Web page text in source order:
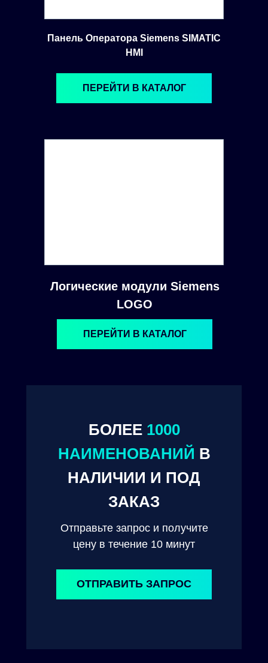
ОТПРАВИТЬ ЗАПРОС
БОЛЕЕ 1000
НАИМЕНОВАНИЙ В
НАЛИЧИИ И ПОД
ЗАКАЗ
Отправьте запрос и получите
цену в течение 10 минут
Панель Оператора Siemens SIMATIC
HMI
Логические модули Siemens
LOGO
ПЕРЕЙТИ В КАТАЛОГ
ПЕРЕЙТИ В КАТАЛОГ